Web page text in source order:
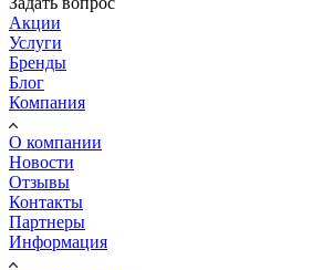
Акции
Услуги
Бренды
Блог
Компания
О компании
Новости
Отзывы
Контакты
Партнеры
Информация